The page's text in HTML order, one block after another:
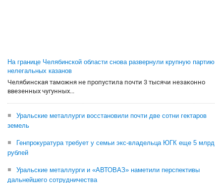
На границе Челябинской области снова развернули крупную партию
нелегальных казанов
Челябинская таможня не пропустила почти 3 тысячи незаконно
ввезенных чугунных...
Уральские металлурги восстановили почти две сотни гектаров
земель
Генпрокуратура требует у семьи экс-владельца ЮГК еще 5 млрд
рублей
Уральские металлурги и «АВТОВАЗ» наметили перспективы
дальнейшего сотрудничества